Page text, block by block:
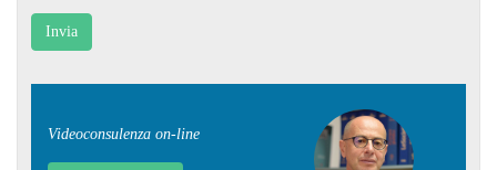
Videoconsulenza on-line